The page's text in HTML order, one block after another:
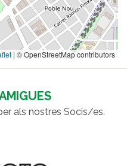
| © OpenStreetMap contributors
als nostres Socis/es.